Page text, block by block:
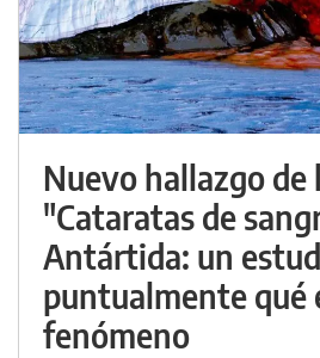
Nuevo hallazgo de
"Cataratas de
Antártida: un
puntualmente qué
fenómeno